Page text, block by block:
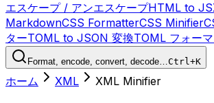
エスケープ / アンエスケープHTML to
MarkdownCSS FormatterCSS Minifier
ターTOML to JSON 変換TOML フォー
Format, encode, convert, decode…Ctrl+K
ホーム XML XML Minifier